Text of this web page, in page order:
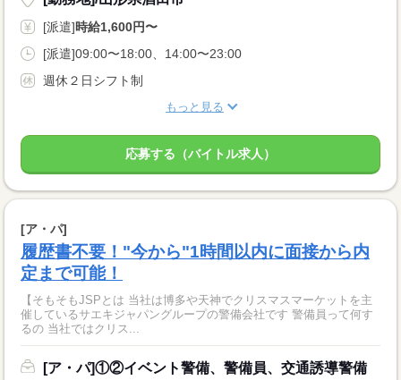
[派遣]時給1,600円〜
[派遣]09:00〜18:00、14:00〜23:00
週休２日シフト制
もっと見る
応募する（バイトル求人）
[ア・パ]
履歴書不要！"今から"1時間以内に面接から内
定まで可能！
【そもそもJSPとは 当社は博多や天神でクリスマスマーケットを主
催しているサエキジャパングループの警備会社です 警備員って何す
るの 当社ではクリス...
[ア・パ]①②イベント警備、警備員、交通誘導警備